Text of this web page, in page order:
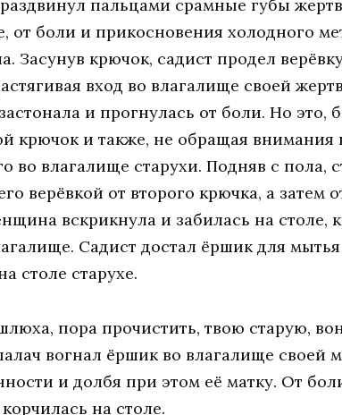
пальцами срамные губы
от боли и прикосновения холодного
Засунув крючок, садист продел
вход во влагалище своей
и прогнулась от боли. Но это,
крючок и также, не обращая
во влагалище старухи. Подняв с пола,
верёвкой от второго крючка, а затем
вскрикнула и забилась на столе,
Садист достал ёршик для
столе старухе.
пора прочистить, твою старую,
вогнал ёршик во влагалище своей
и долбя при этом её матку. От
на столе.